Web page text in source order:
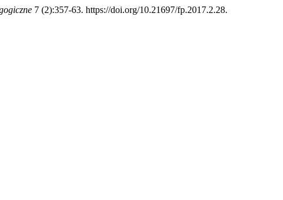
7 (2):357-63. https://doi.org/10.21697/fp.2017.2.28.